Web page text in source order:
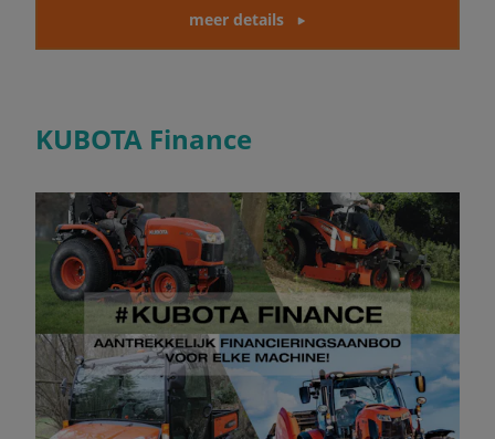
meer details
KUBOTA Finance